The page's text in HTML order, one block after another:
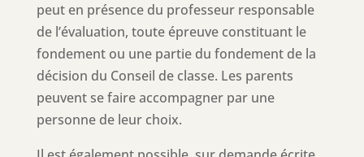
peut en présence du professeur responsable
de l’évaluation, toute épreuve constituant le
fondement ou une partie du fondement de la
décision du Conseil de classe. Les parents
peuvent se faire accompagner par une
personne de leur choix.